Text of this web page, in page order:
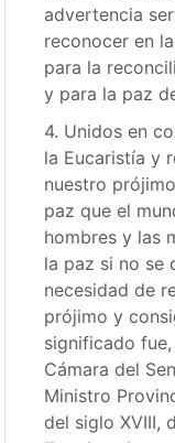
advertencia
reconocer en
para la
y para la paz
4. Unidos en
la Eucaristía y
nuestro
paz que el
hombres y las
la paz si no se
necesidad de
prójimo y
significado
Cámara del
Ministro
del siglo XVIII,